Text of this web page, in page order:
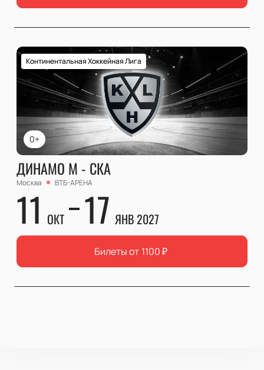
0+
Континентальная Хоккейная Лига
ДИНАМО М - СКА
Москва ВТБ-АРЕНА
11 ОКТ 17 ЯНВ 2027
Билеты от 1100₽